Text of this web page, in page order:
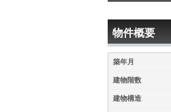
物件概要
築年月
建物階数
建物構造